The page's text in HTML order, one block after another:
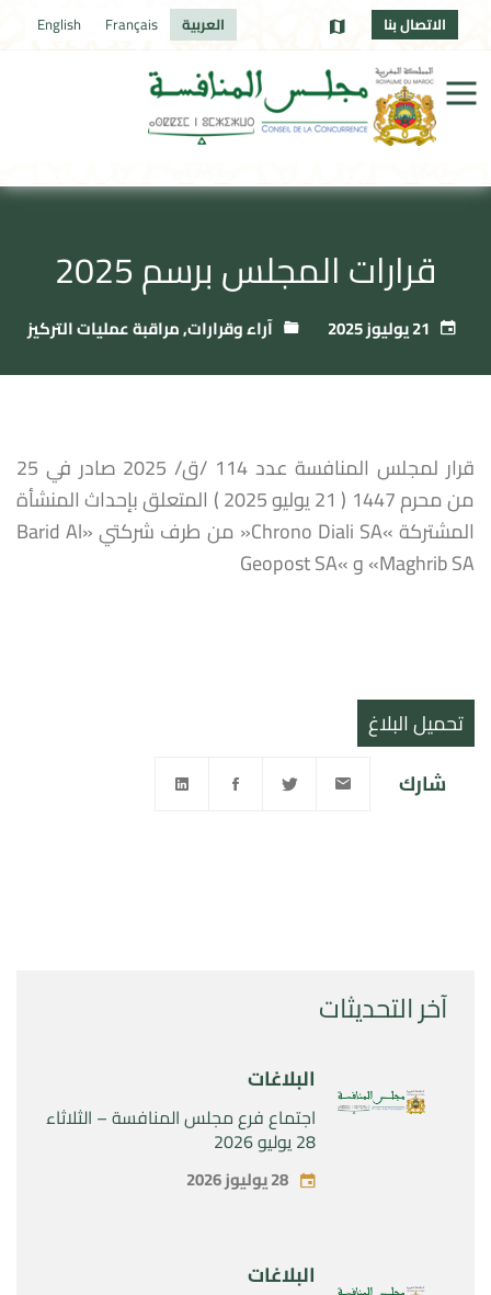
الاتصال بنا العربية Français
English
قرارات المجلس برسم 2025
آراء وقرارات,مراقبة عمليات التركيز
آخر التحديثات
البلاغات
اجتماع فرع مجلس المنافسة – الثلاثاء
28 يوليو 2026
28 يوليوز 2026
البلاغات
قرار لمجلس المنافسة عدد 114 /ق/ 2025 صادر في 25
من محرم 1447 ( 21 يوليو 2025 ) المتعلق بإحداث المنشأة
المشتركة »Chrono Diali SA« من طرف شركتي «Barid Al
Maghrib SA» و »Geopost SA
تحميل البلاغ
شارك